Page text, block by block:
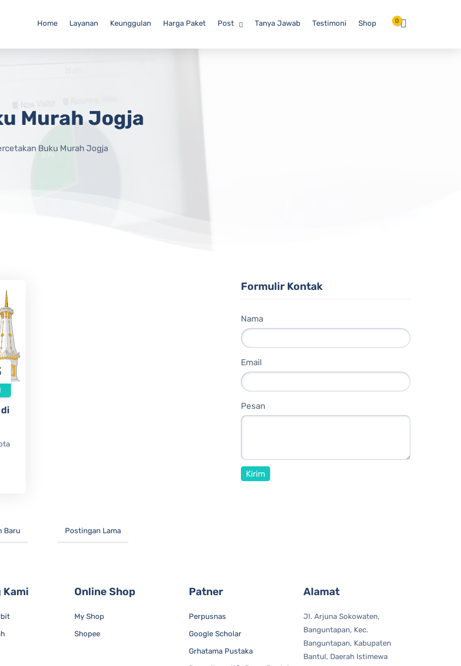
Home Layanan Keunggulan Harga Paket Post Tanya Jawab Testimoni Shop 0
Murah Jogja
Buku Murah Jogja
Baru Postingan Lama
Formulir Kontak
Nama
Email
Pesan
Kami Online Shop
My Shop
Shopee
Patner
Perpusnas
Google Scholar
Grhatama Pustaka
Alamat
Jl. Arjuna Sokowaten,
Banguntapan, Kec.
Banguntapan, Kabupaten
Bantul, Daerah Istimewa